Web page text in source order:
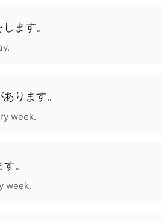
します。
あります。
week.
す。
week.